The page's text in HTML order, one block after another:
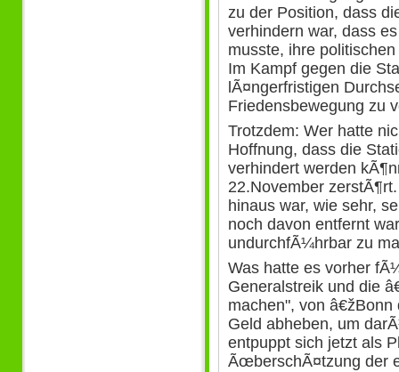
zu der Position, dass
verhindern war, dass
musste, ihre
Im Kampf gegen die
lÃ¤ngerfristigen
Friedensbewegung zu
Trotzdem: Wer hatte
Hoffnung, dass die
verhindert werden
22.November
hinaus war, wie sehr,
noch davon entfernt
undurchfÃ¼hrbar zu
Was hatte es vorher
Generalstreik und die
machen", von
Geld abheben, um
entpuppt sich jetzt als
ÃœberschÃ¤tzung der